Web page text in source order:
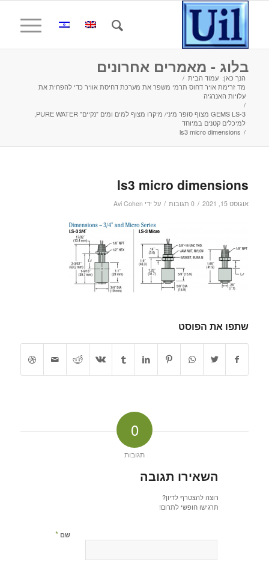
בלוג - מאמרים אחרונים
הנך כאן: עמוד הבית /
מד זרימת אויר דחוס תרמי משפר את מערכת דחיסת אוויר כדי להפחית את
עלויות האנרגיה
/
למיכלים קטנים במיוחד
/
ls3 micro dimensions
ls3 micro dimensions
אוגוסט 15, 2021 / 0 תגובות / על ידי Avi Cohen
שתפו את הפוסט
0
תגובות
השאירו תגובה
רוצה להצטרף לדיון?
תרגישו חופשי לתרום!
שם *